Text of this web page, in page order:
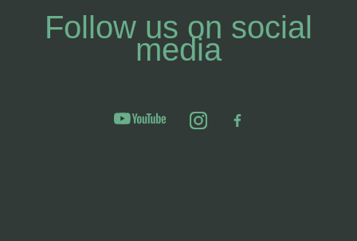
Follow us on social
media